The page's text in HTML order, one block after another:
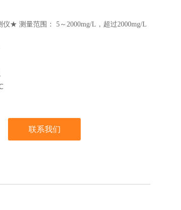
仪★ 测量范围： 5～2000mg/L，超过2000mg/L
内的漂移少于0.002A
联系我们